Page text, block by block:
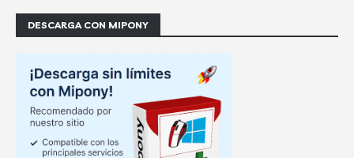
DESCARGA CON MIPONY